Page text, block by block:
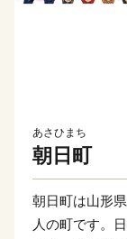
あさひまち
朝日町
朝日町は山形
人の町です。